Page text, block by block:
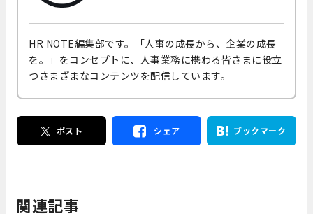
HR NOTE編集部です。「人事の成長から、企業の成長
を。」をコンセプトに、人事業務に携わる皆さまに役立
つさまざまなコンテンツを配信しています。
ポスト シェア ブックマーク
関連記事